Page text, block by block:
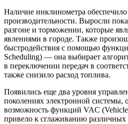
Наличие инклинометра
производительности. Выросли
разгоне и торможении, которые
явлениями в городе. Также
быстродействия с помощью
Scheduling) — она выбирает
в переключении передач в
также снизило расход топлива.
Появились еще два уровня
поколениях электронной системы,
возможность функций VAC
привело к сглаживанию различных